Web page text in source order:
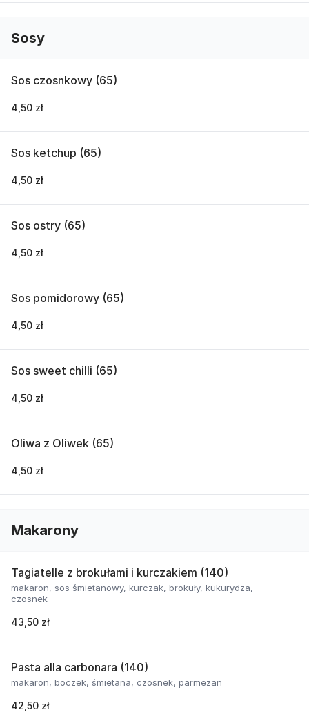
Sosy
Sos czosnkowy (65)
4,50 zł
Sos ketchup (65)
4,50 zł
Sos ostry (65)
4,50 zł
Sos pomidorowy (65)
4,50 zł
Sos sweet chilli (65)
4,50 zł
Oliwa z Oliwek (65)
4,50 zł
Makarony
Tagiatelle z brokułami i kurczakiem (140)
makaron, sos śmietanowy, kurczak, brokuły, kukurydza,
czosnek
43,50 zł
Pasta alla carbonara (140)
makaron, boczek, śmietana, czosnek, parmezan
42,50 zł